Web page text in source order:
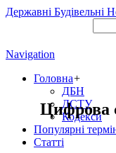
Державні Будівельні
Navigation
Головна+
ДБН
ДСТУ
Кодекси
Популярні
Статті
Цифрова